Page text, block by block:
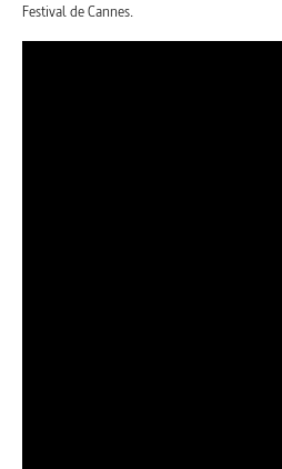
Festival de Cannes.